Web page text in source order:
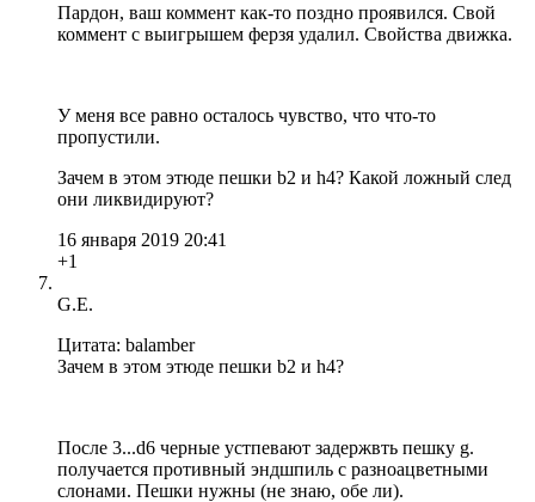
Пардон, ваш коммент как-то поздно проявился. Свой
коммент с выигрышем ферзя удалил. Свойства движка.
У меня все равно осталось чувство, что что-то
пропустили.
Зачем в этом этюде пешки b2 и h4? Какой ложный след
они ликвидируют?
16 января 2019 20:41
+1
G.E.
Цитата: balamber
Зачем в этом этюде пешки b2 и h4?
После 3...d6 черные устпевают задержвть пешку g.
получается противный эндшпиль с разноацветными
слонами. Пешки нужны (не знаю, обе ли).